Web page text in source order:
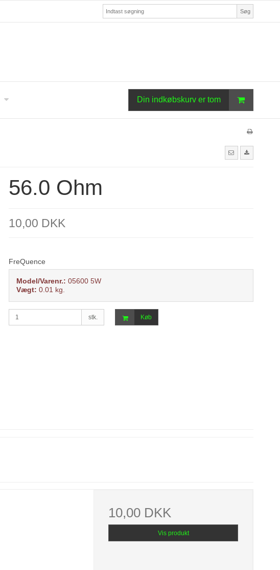
Søg
Din indkøbskurv er tom
56.0 Ohm
10,00 DKK
FreQuence
Model/Varenr.: 05600 5W
Vægt: 0.01 kg.
stk. Køb
10,00 DKK
Vis produkt